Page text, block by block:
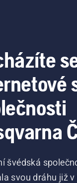
švédská
svou dráhu již v